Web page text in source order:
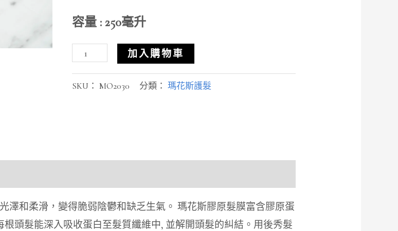
容量 : 250毫升
加入購物車
SKU： MO2030 分類： 瑪花斯護髮
澤和柔滑，變得脆弱陰鬱和缺乏生氣。 瑪花斯膠原髮膜富含膠原蛋
頭髮能深入吸收蛋白至髮質纖維中, 並解開頭髮的糾結。用後秀髮